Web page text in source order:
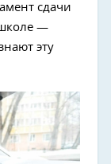
сдачи
—
эту